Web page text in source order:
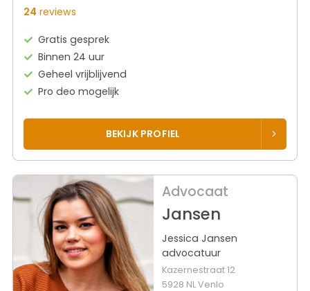
24 reviews
Gratis gesprek
Binnen 24 uur
Geheel vrijblijvend
Pro deo mogelijk
BEKIJK PROFIEL
Advocaat
Jansen
Jessica Jansen
advocatuur
Kazernestraat 12
5928 NL Venlo